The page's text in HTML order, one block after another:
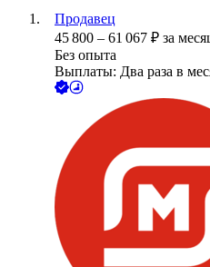
Продавец
45 800 – 61 067 ₽ за
Без опыта
Выплаты: Два раза в